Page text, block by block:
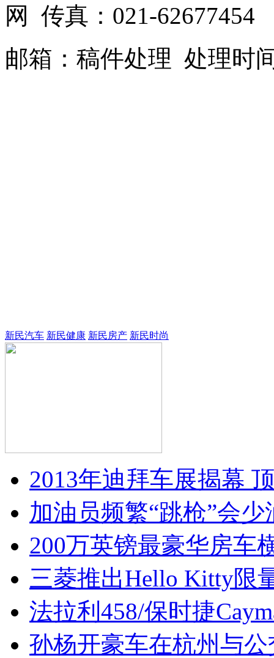
网 传真：021-62677454
邮箱： 稿件处理 处理时
新民汽车 新民健康 新民房产 新民时尚
2013年迪拜车展揭幕
加油员频繁“跳枪”会少
200万英镑最豪华房车
三菱推出Hello Kitty限
法拉利458/保时捷
孙杨开豪车在杭州与